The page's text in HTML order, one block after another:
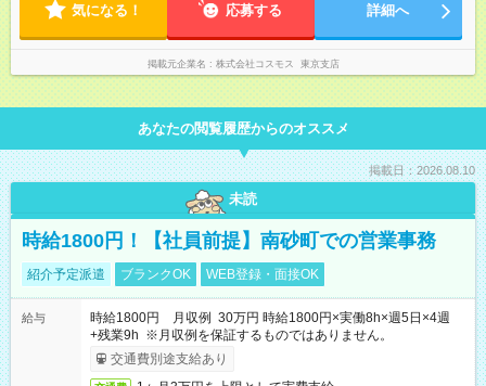
気になる！ 応募する 詳細へ
掲載元企業名 株式会社コスモス 東京支店
あなたの閲覧履歴からのオススメ
掲載日：2026.08.10
未読
時給1800円！【社員前提】南砂町での営業事務
紹介予定派遣 ブランクOK WEB登録・面接OK
給与
時給1800円 月収例 30万円 時給1800円×実働8h×週5日×4週
+残業9h ※月収例を保証するものではありません。
交通費別途支給あり